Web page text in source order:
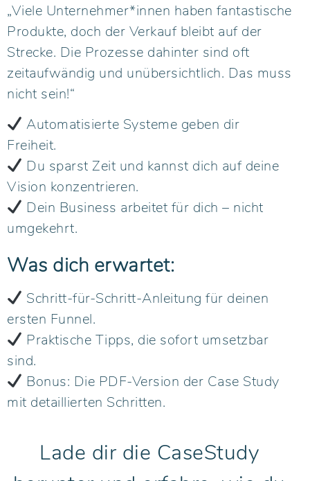
„Viele Unternehmer*innen haben fantastische
Produkte, doch der Verkauf bleibt auf der
Strecke. Die Prozesse dahinter sind oft
zeitaufwändig und unübersichtlich. Das muss
nicht sein!“
Automatisierte Systeme geben dir
Freiheit.
Du sparst Zeit und kannst dich auf deine
Vision konzentrieren.
Dein Business arbeitet für dich – nicht
umgekehrt.
Was dich erwartet:
Schritt-für-Schritt-Anleitung für deinen
ersten Funnel.
Praktische Tipps, die sofort umsetzbar
sind.
Bonus: Die PDF-Version der Case Study
mit detaillierten Schritten.
Lade dir die CaseStudy